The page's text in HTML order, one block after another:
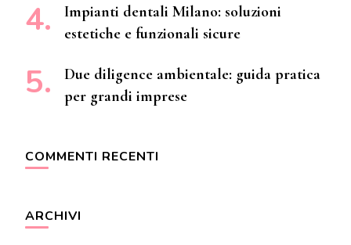
Impianti dentali Milano: soluzioni
estetiche e funzionali sicure
Due diligence ambientale: guida pratica
per grandi imprese
COMMENTI RECENTI
ARCHIVI